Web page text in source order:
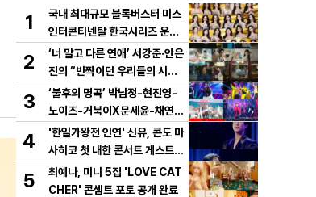
1
국내 최대규모 블록버스터 미스
인터콘티넨탈 한국시리즈 운용
개시!
2
‘너 말고 다른 연애’ 서강준·안은
진의 “반짝이던 우리들의 시간”
10년 사랑 서사 드러났다! 1차
설렘 티저 영상 공개!
3
‘불후의 명곡’ 박남정-현진영-
노이즈-거북이X문세윤-채연,
이번엔 댄스 배틀이다! X세대
댄스 레전드 총출동! 댄스 본능
깨운다!
4
'한일가왕전 인연' 신유, 콘도 마
사히코 첫 내한 콘서트 게스트
지원사격! 깜짝 듀엣 '감동'
5
최예나, 미니 5집 'LOVE CAT
CHER' 콘셉트 포토 공개 완료